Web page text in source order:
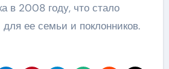
в 2008 году, что стало
ее семьи и поклонников.